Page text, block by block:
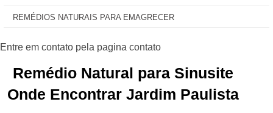
REMÉDIOS NATURAIS PARA EMAGRECER
Remédio Natural para Sinusite
Onde Encontrar Jardim Paulista